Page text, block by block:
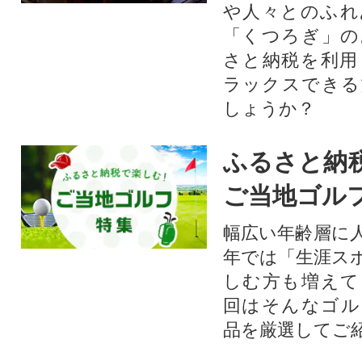
や人々とのふ
「くつろぎ」
さと納税を利
ラックスでき
しょうか？
ふるさと納
ご当地ゴル
幅広い年齢層に
年では「生涯ス
しむ方も増え
回はそんなゴ
品を厳選してご